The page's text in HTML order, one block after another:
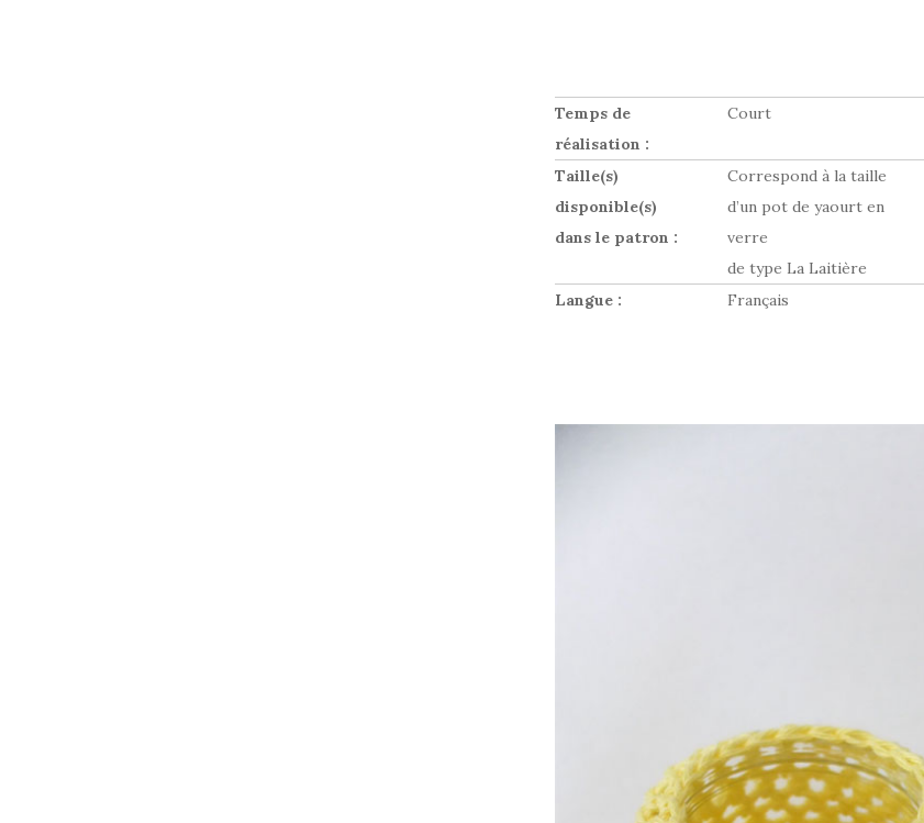
Temps de
réalisation :
Court
Taille(s)
disponible(s)
dans le patron :
Correspond à la taille
d’un pot de yaourt en
verre
de type La Laitière
Langue : Français